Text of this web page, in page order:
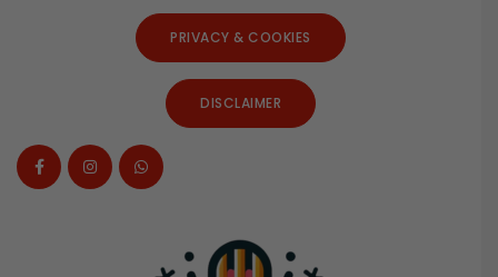
PRIVACY & COOKIES
DISCLAIMER